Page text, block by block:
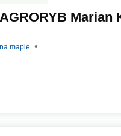
Marian
mapie